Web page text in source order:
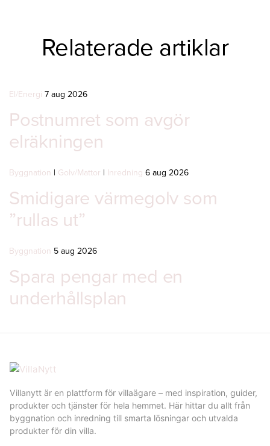
Relaterade artiklar
El/Energi 7 aug 2026
Postnumret som avgör
elräkningen
Byggnation | Golv/Mattor | Inredning 6 aug 2026
Smidigare värmegolv som
”rullas ut”
Byggnation 5 aug 2026
Spara pengar med en
underhållsplan
Villanytt är en plattform för villaägare – med inspiration, guider,
produkter och tjänster för hela hemmet. Här hittar du allt från
byggnation och inredning till smarta lösningar och utvalda
produkter för din villa.